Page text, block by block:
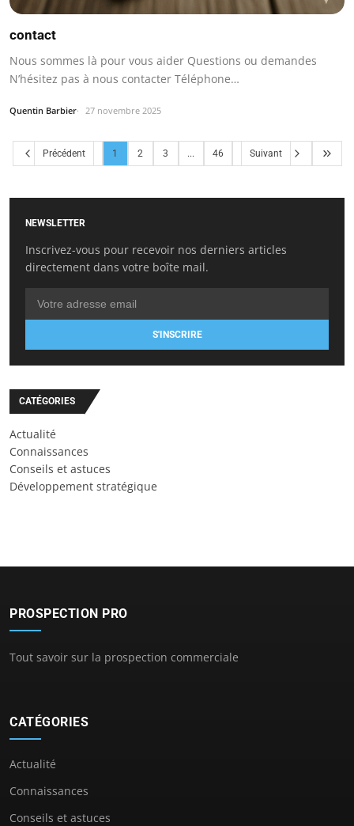
contact
Nous sommes là pour vous aider Questions ou demandes
N’hésitez pas à nous contacter Téléphone…
Quentin Barbier 27 novembre 2025
Précédent 1 2 3 ... 46 Suivant
NEWSLETTER
Inscrivez-vous pour recevoir nos derniers articles
directement dans votre boîte mail.
S'INSCRIRE
CATÉGORIES
Actualité
Connaissances
Conseils et astuces
Développement stratégique
PROSPECTION PRO
Tout savoir sur la prospection commerciale
CATÉGORIES
Actualité
Connaissances
Conseils et astuces